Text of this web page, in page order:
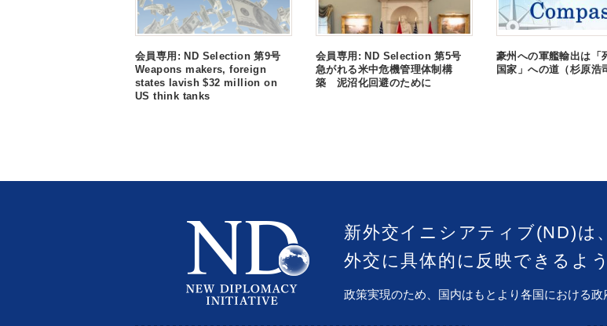
会員専用: ND Selection 第9号
Weapons makers, foreign
states lavish $32 million on
US think tanks
会員専用: ND Selection 第5号
急がれる米中危機管理体制構
築 泥沼化回避のために
豪州への軍艦輸出は「
国家」への道（杉原浩
新外交イニシアティブ(ND)は
外交に具体的に反映できるよ
政策実現のため、国内はもとより各国における